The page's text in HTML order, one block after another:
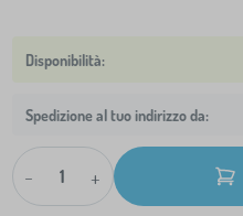
Spedizione al tuo indirizzo da:
- +